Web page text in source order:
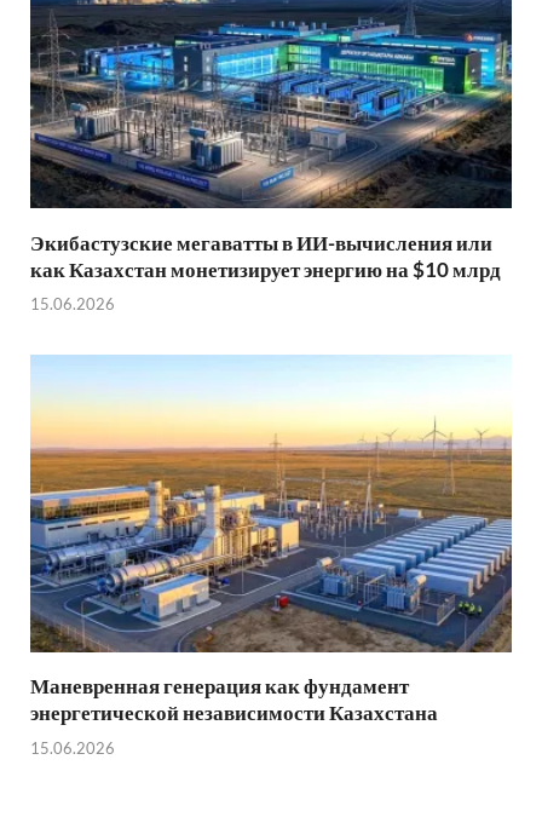
Экибастузские мегаватты в ИИ-вычисления или
как Казахстан монетизирует энергию на $10 млрд
15.06.2026
Маневренная генерация как фундамент
энергетической независимости Казахстана
15.06.2026